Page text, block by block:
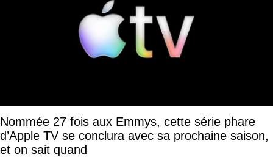
Nommée 27 fois aux Emmys, cette série phare
d’Apple TV se conclura avec sa prochaine saison,
et on sait quand